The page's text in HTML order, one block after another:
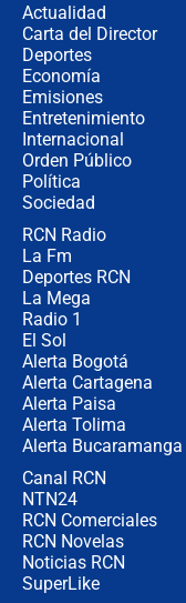
Actualidad
Carta del Director
Deportes
Economía
Emisiones
Entretenimiento
Internacional
Orden Público
Política
Sociedad
RCN Radio
La Fm
Deportes RCN
La Mega
Radio 1
El Sol
Alerta Bogotá
Alerta Cartagena
Alerta Paisa
Alerta Tolima
Alerta Bucaramanga
Canal RCN
NTN24
RCN Comerciales
RCN Novelas
Noticias RCN
SuperLike